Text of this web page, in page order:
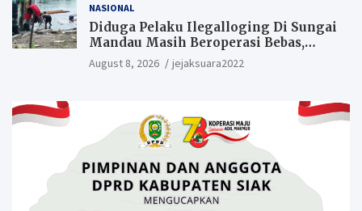
NASIONAL
Diduga Pelaku Ilegalloging Di Sungai
Mandau Masih Beroperasi Bebas,
Masyarakat Minta Aparat Penegak
Hukum Segera Tangkap Aktor Dan
August 8, 2026 jejaksuara2022